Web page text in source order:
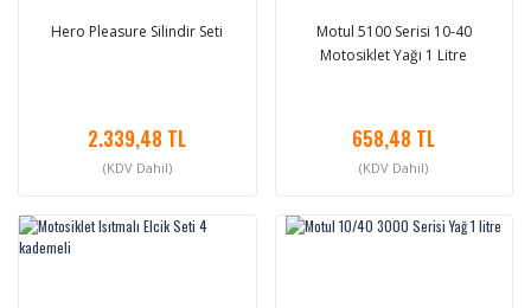
Hero Pleasure Silindir Seti
2.339,48 TL
(KDV Dahil)
Motul 5100 Serisi 10-40
Motosiklet Yağı 1 Litre
658,48 TL
(KDV Dahil)